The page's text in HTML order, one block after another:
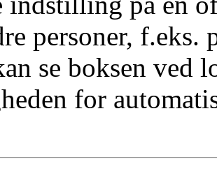
personer,
se boksen ved
for